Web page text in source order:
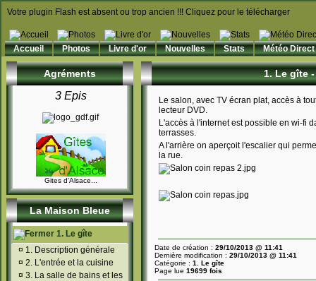
Votre plugin Flash est absent ou trop ancien !!! Cliquez pour le télécharger
Accueil Photos Livre d'or Nouvelles Stats Météo Direct
Agréments
3 Epis
Gites d'Alsace...
La Maison Bleue
1. Le gîte
¤ 1. Description générale
¤ 2. L'entrée et la cuisine
¤ 3. La salle de bains et les
1. Le gîte
Le salon, avec TV écran plat, accès à
lecteur DVD.
L'accès à l'internet est possible en wi-fi
terrasses.
A l'arrière on aperçoit l'escalier qui
la rue.
Date de création : 29/10/2013 @ 11:41
Dernière modification : 29/10/2013 @ 11:41
Catégorie : 1. Le gîte
Page lue 19699 fois